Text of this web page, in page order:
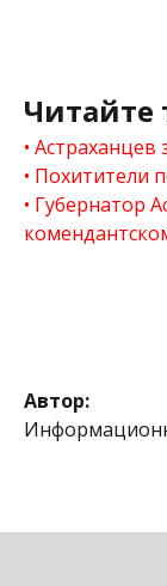
Читайте
Астраханцев
Похитители
Губернатор
Автор: